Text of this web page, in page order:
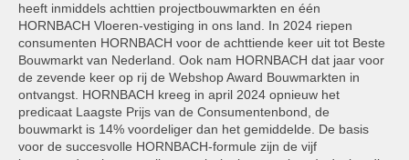
heeft inmiddels achttien projectbouwmarkten en één
HORNBACH Vloeren-vestiging in ons land. In 2024 riepen
consumenten HORNBACH voor de achttiende keer uit tot Beste
Bouwmarkt van Nederland. Ook nam HORNBACH dat jaar voor
de zevende keer op rij de Webshop Award Bouwmarkten in
ontvangst. HORNBACH kreeg in april 2024 opnieuw het
predicaat Laagste Prijs van de Consumentenbond, de
bouwmarkt is 14% voordeliger dan het gemiddelde. De basis
voor de succesvolle HORNBACH-formule zijn de vijf